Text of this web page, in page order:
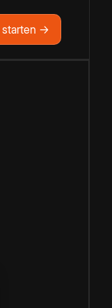
starten →